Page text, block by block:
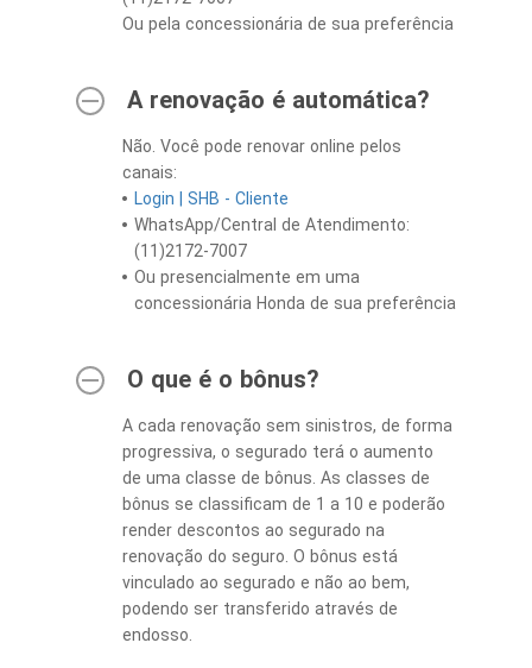
Ou pela concessionária de sua preferência
A renovação é automática?
Não. Você pode renovar online pelos
canais:
Login | SHB - Cliente
WhatsApp/Central de Atendimento:
(11)2172-7007
Ou presencialmente em uma
concessionária Honda de sua preferência
O que é o bônus?
A cada renovação sem sinistros, de forma
progressiva, o segurado terá o aumento
de uma classe de bônus. As classes de
bônus se classificam de 1 a 10 e poderão
render descontos ao segurado na
renovação do seguro. O bônus está
vinculado ao segurado e não ao bem,
podendo ser transferido através de
endosso.